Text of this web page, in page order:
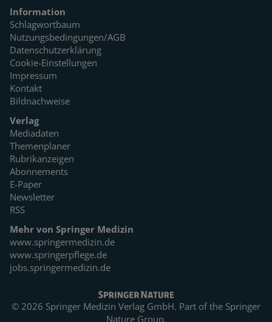
Information
Schlagwortbaum
Nutzungsbedingungen/AGB
Datenschutzerklärung
Cookie-Einstellungen
Impressum
Kontakt
Bildnachweise
Verlag
Mediadaten
Themenplaner
Rubrikanzeigen
Abonnements
E-Paper
Newsletter
RSS
Mehr von Springer Medizin
www.springermedizin.de
www.springerpflege.de
jobs.springermedizin.de
© 2026 Springer Medizin Verlag GmbH. Part of the Springer
Nature Group.